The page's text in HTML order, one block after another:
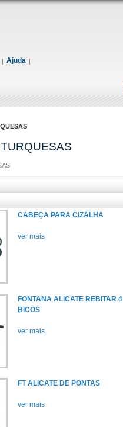
Ajuda
CABEÇA PARA CIZALHA
ver mais
FONTANA ALICATE REBITAR 4
BICOS
ver mais
FT ALICATE DE PONTAS
ver mais